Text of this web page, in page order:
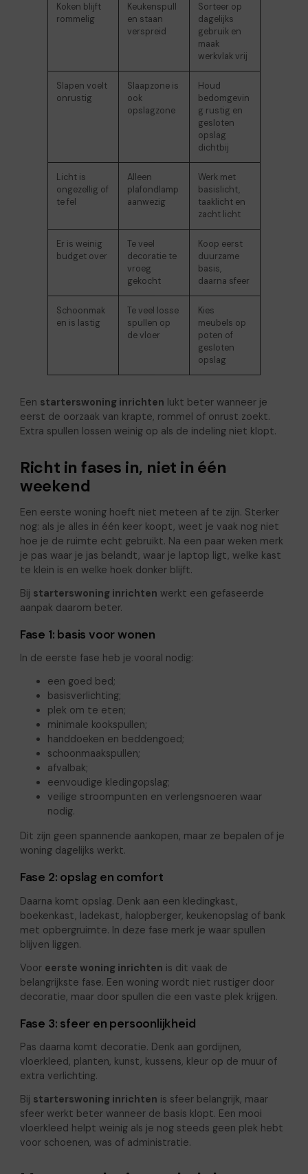
Koken blijft
rommelig
Keukenspull
en staan
verspreid
Sorteer op
dagelijks
gebruik en
maak
werkvlak vrij
Slapen voelt
onrustig
Slaapzone is
ook
opslagzone
Houd
bedomgevin
g rustig en
gesloten
opslag
dichtbij
Licht is
ongezellig of
te fel
Alleen
plafondlamp
aanwezig
Werk met
basislicht,
taaklicht en
zacht licht
Er is weinig
budget over
Te veel
decoratie te
vroeg
gekocht
Koop eerst
duurzame
basis,
daarna sfeer
Schoonmak
en is lastig
Te veel losse
spullen op
de vloer
Kies
meubels op
poten of
gesloten
opslag
Een starterswoning inrichten lukt beter wanneer je
eerst de oorzaak van krapte, rommel of onrust zoekt.
Extra spullen lossen weinig op als de indeling niet klopt.
Richt in fases in, niet in één
weekend
Een eerste woning hoeft niet meteen af te zijn. Sterker
nog: als je alles in één keer koopt, weet je vaak nog niet
hoe je de ruimte echt gebruikt. Na een paar weken merk
je pas waar je jas belandt, waar je laptop ligt, welke kast
te klein is en welke hoek donker blijft.
Bij starterswoning inrichten werkt een gefaseerde
aanpak daarom beter.
Fase 1: basis voor wonen
In de eerste fase heb je vooral nodig:
een goed bed;
basisverlichting;
plek om te eten;
minimale kookspullen;
handdoeken en beddengoed;
schoonmaakspullen;
afvalbak;
eenvoudige kledingopslag;
veilige stroompunten en verlengsnoeren waar
nodig.
Dit zijn geen spannende aankopen, maar ze bepalen of je
woning dagelijks werkt.
Fase 2: opslag en comfort
Daarna komt opslag. Denk aan een kledingkast,
boekenkast, ladekast, halopberger, keukenopslag of bank
met opbergruimte. In deze fase merk je waar spullen
blijven liggen.
Voor eerste woning inrichten is dit vaak de
belangrijkste fase. Een woning wordt niet rustiger door
decoratie, maar door spullen die een vaste plek krijgen.
Fase 3: sfeer en persoonlijkheid
Pas daarna komt decoratie. Denk aan gordijnen,
vloerkleed, planten, kunst, kussens, kleur op de muur of
extra verlichting.
Bij starterswoning inrichten is sfeer belangrijk, maar
sfeer werkt beter wanneer de basis klopt. Een mooi
vloerkleed helpt weinig als je nog steeds geen plek hebt
voor schoenen, was of administratie.